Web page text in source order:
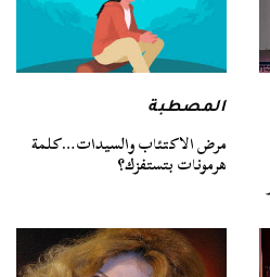
المصطبة
مرض الاكتئاب والسيدات…كلمة
هرمونات بتستفزك؟